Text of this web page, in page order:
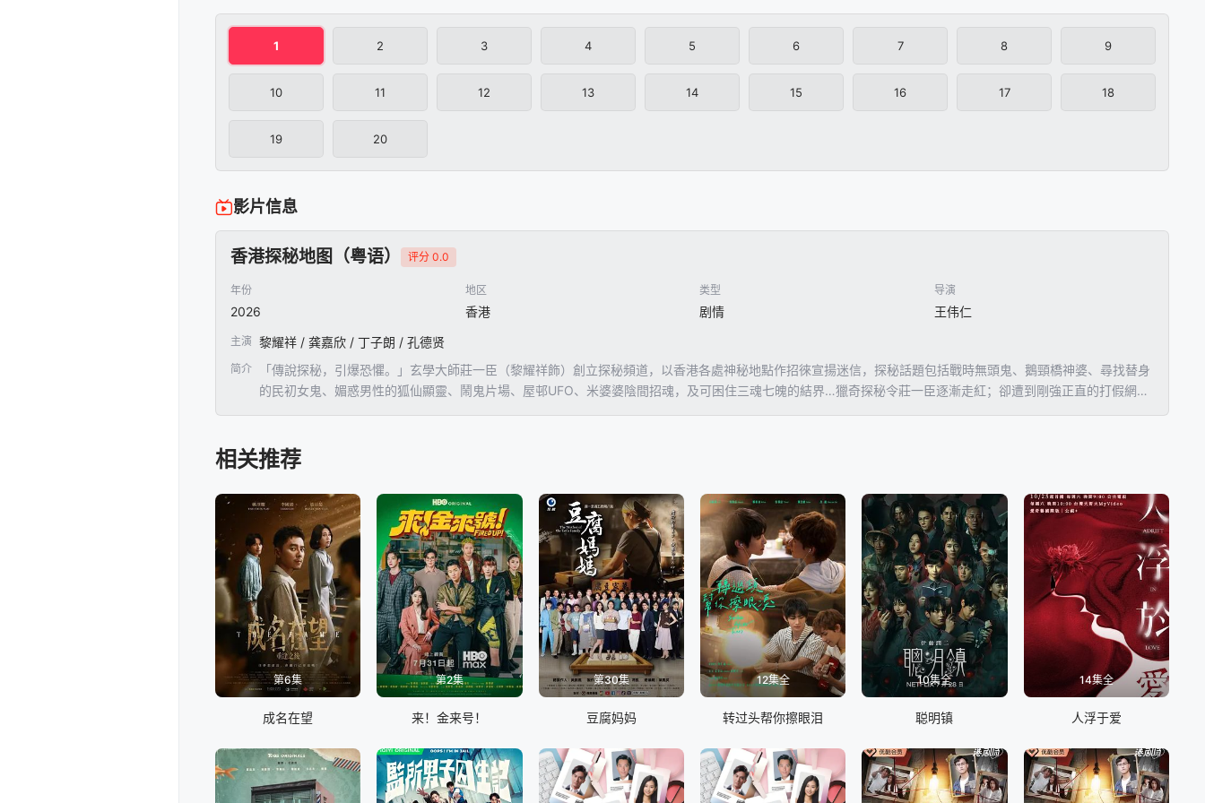
1 2 3 4 5 6 7 8 9
10 11 12 13 14 15 16 17 18
19 20
影片信息
香港探秘地图（粤语） 评分 0.0
年份
2026
地区
香港
类型
剧情
导演
王伟仁
主演 黎耀祥 / 龚嘉欣 / 丁子朗 / 孔德贤
简介
「傳說探秘，引爆恐懼。」玄學大師莊一臣（黎耀祥飾）創立探秘頻道，以香港各處神秘地點作招徠宣揚迷信，探秘話題包括戰時無頭鬼、鵝頸橋神婆、尋找替身
的民初女鬼、媚惑男性的狐仙顯靈、鬧鬼片場、屋邨UFO、米婆婆陰間招魂，及可困住三魂七魄的結界…獵奇探秘令莊一臣逐漸走紅；卻遭到剛強正直的打假網紅
相关推荐
第6集
成名在望
第2集
来！金来号！
第30集
豆腐妈妈
12集全
转过头帮你擦眼泪
10集全
聪明镇
14集全
人浮于爱